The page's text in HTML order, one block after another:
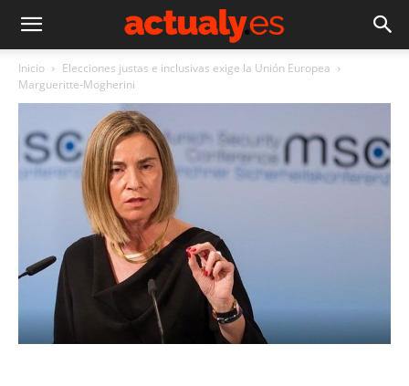
Inicio
Elecciones justas e inclusivas exige la Unión Europea
Margueritte-Mogherini